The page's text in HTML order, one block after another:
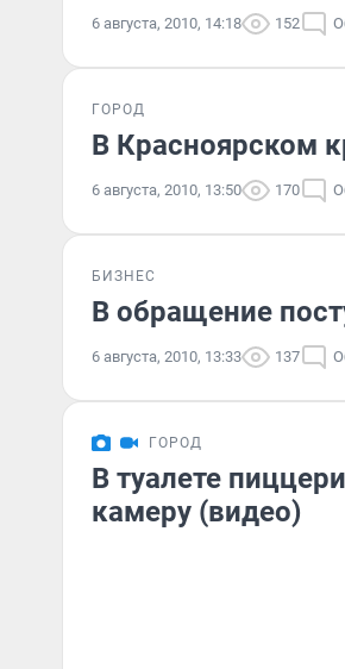
6 августа, 2010, 14:18 152
ГОРОД
В Красноярском
6 августа, 2010, 13:50 170
БИЗНЕС
В обращение
6 августа, 2010, 13:33 137
ГОРОД
В туалете
камеру (видео)